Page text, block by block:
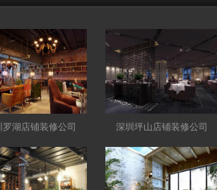
罗湖店铺装修公司 深圳坪山店铺装修公司